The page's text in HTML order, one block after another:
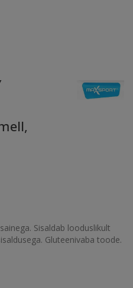
Sisaldab looduslikult
Gluteenivaba toode.